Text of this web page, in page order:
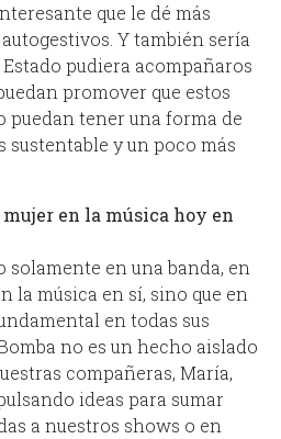
que le dé más
Y también sería
pudiera acompañaros
promover que estos
puedan tener una forma de
sustentable y un poco más
mujer en la música hoy en
solamente en una banda, en
la música en sí, sino que en
en todas sus
no es un hecho aislado
compañeras, María,
ideas para sumar
a nuestros shows o en